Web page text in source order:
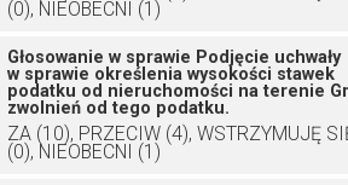
(0), NIEOBECNI (1)
Głosowanie w sprawie Podjęcie uchwały
w sprawie określenia wysokości stawek
podatku od nieruchomości na terenie
zwolnień od tego podatku.
ZA (10), PRZECIW (4), WSTRZYMUJĘ
(0), NIEOBECNI (1)